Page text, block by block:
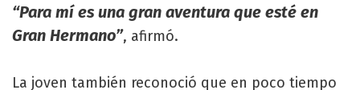
“Para mí es una gran aventura que esté en
Gran Hermano”, afirmó.
La joven también reconoció que en poco tiempo